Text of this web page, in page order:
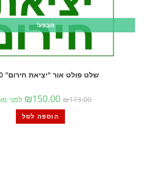
מבצע!
שלט פולט אור "יציאת חירום" 40X80
₪173.00
₪150.00 לפני
הוספה לסל